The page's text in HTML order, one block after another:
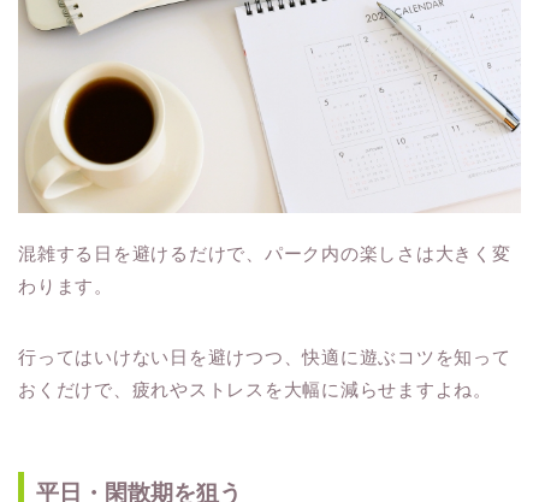
混雑する日を避けるだけで、パーク内の楽しさは大きく変
わります。
行ってはいけない日を避けつつ、快適に遊ぶコツを知って
おくだけで、疲れやストレスを大幅に減らせますよね。
平日・閑散期を狙う